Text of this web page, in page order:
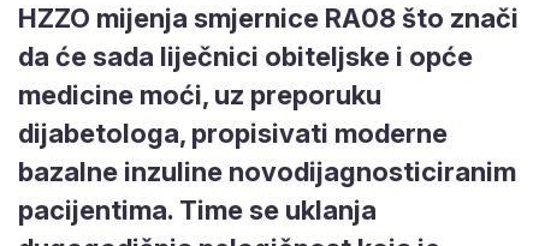
HZZO mijenja smjernice RA08 što znači
da će sada liječnici obiteljske i opće
medicine moći, uz preporuku
dijabetologa, propisivati moderne
bazalne inzuline novodijagnosticiranim
pacijentima. Time se uklanja